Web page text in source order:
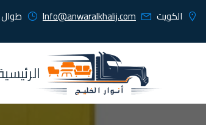
الكويت Info@anwaralkhalij.com طوال